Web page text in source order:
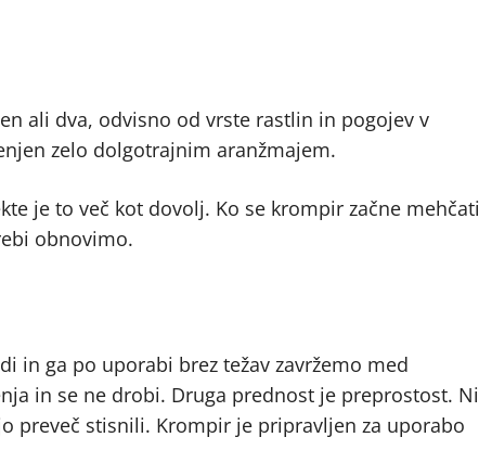
ali dva, odvisno od vrste rastlin in pogojev v
zelo dolgotrajnim aranžmajem.
je to več kot dovolj. Ko se krompir začne mehčati
obnovimo.
in ga po uporabi brez težav zavržemo med
in se ne drobi. Druga prednost je preprostost. Ni
preveč stisnili. Krompir je pripravljen za uporabo